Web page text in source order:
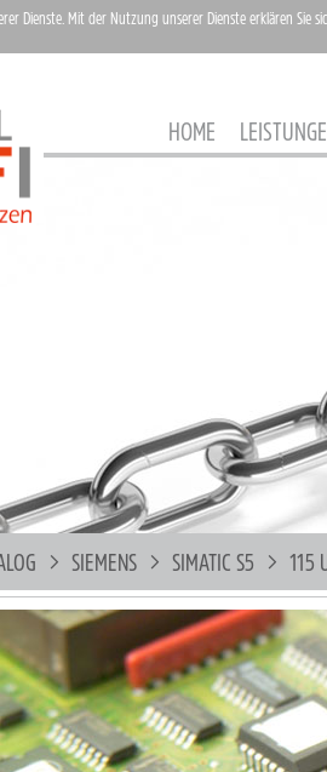
HOME
SIEMENS SIMATIC S5 115
Dienste. Mit der Nutzung unserer Dienste erklären Sie